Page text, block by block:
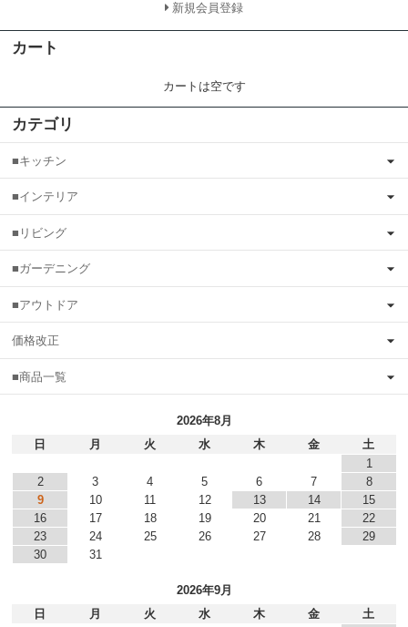
新規会員登録
カート
カートは空です
カテゴリ
■キッチン
■インテリア
■リビング
■ガーデニング
■アウトドア
価格改正
■商品一覧
2026年8月
日
月 火 水 木 金
土
1
2
3 4 5 6 7
8
9
10 11 12 13 14
15
16
17 18 19 20 21
22
23
24 25 26 27 28
29
30
31
2026年9月
日
月 火 水 木 金
土